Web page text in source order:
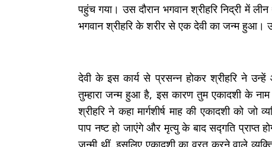
पहुंच गया। उस दौरान भगवान श्रीहरि निद्री में
भगवान श्रीहरि के शरीर से एक देवी का जन्म हुआ।
देवी के इस कार्य से प्रसन्न होकर श्रीहरि ने उन्हें
तुम्हारा जन्म हुआ है, इस कारण तुम एकादशी के
श्रीहरि ने कहा मार्गशीर्ष माह की एकादशी को
पाप नष्ट हो जाएंगे और मृत्यु के बाद सद्गति प्राप्त
जन्मी थीं, इसलिए एकादशी का व्रत करने वाले